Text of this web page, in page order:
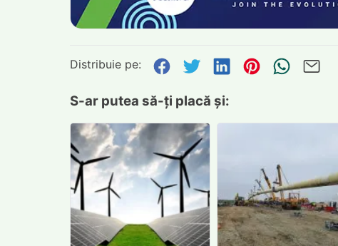
Distribuie pe: Distribuie pe Facebook
Distribuie pe
Distribuie pe
Distribuie
S-ar putea să-ți placă și: